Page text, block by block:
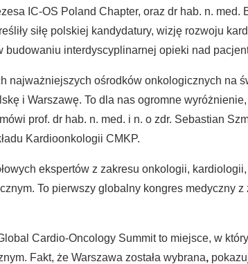
IC-OS Poland Chapter, oraz dr hab. n. med.
siłę polskiej kandydatury, wizję rozwoju
interdyscyplinarnej opieki nad
najważniejszych ośrodków onkologicznych na
i Warszawę. To dla nas ogromne
prof. dr hab. n. med. i n. o zdr. Sebastian
Kardioonkologii CMKP.
ekspertów z zakresu onkologii,
To pierwszy globalny kongres medyczny
Cardio-Oncology Summit to miejsce, w
Fakt, że Warszawa została wybrana,